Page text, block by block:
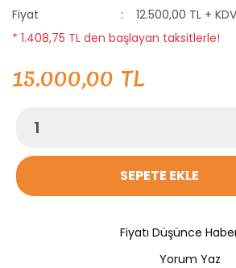
Fiyat
12.500,00 TL + KDV
* 1.408,75 TL den başlayan taksitlerle!
15.000,00 TL
SEPETE EKLE
Fiyatı Düşünce
Yorum Yaz